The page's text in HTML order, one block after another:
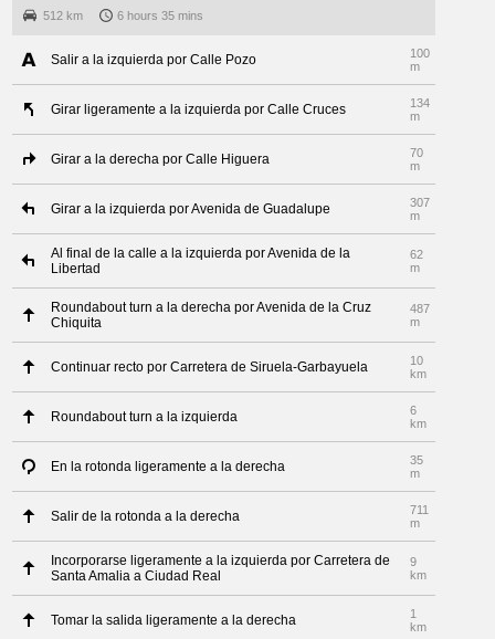
512 km 6 hours 35 mins
Salir a la izquierda por Calle Pozo
100
m
Girar ligeramente a la izquierda por Calle Cruces
134
m
Girar a la derecha por Calle Higuera
70
m
Girar a la izquierda por Avenida de Guadalupe
307
m
Al final de la calle a la izquierda por Avenida de la
Libertad
62
m
Roundabout turn a la derecha por Avenida de la Cruz
Chiquita
487
m
Continuar recto por Carretera de Siruela-Garbayuela
10
km
Roundabout turn a la izquierda
6
km
En la rotonda ligeramente a la derecha
35
m
Salir de la rotonda a la derecha
711
m
Incorporarse ligeramente a la izquierda por Carretera de
Santa Amalia a Ciudad Real
9
km
Tomar la salida ligeramente a la derecha
1
km